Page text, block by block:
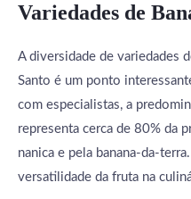
Variedades de
A diversidade de variedades
Santo é um ponto
com especialistas, a
representa cerca de 80% da
nanica e pela banana-da-
versatilidade da fruta na